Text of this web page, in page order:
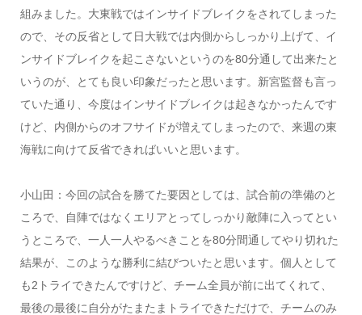
組みました。大東戦ではインサイドブレイクをされてしまった
ので、その反省として日大戦では内側からしっかり上げて、イ
ンサイドブレイクを起こさないというのを80分通して出来たと
いうのが、とても良い印象だったと思います。新宮監督も言っ
ていた通り、今度はインサイドブレイクは起きなかったんです
けど、内側からのオフサイドが増えてしまったので、来週の東
海戦に向けて反省できればいいと思います。
小山田：今回の試合を勝てた要因としては、試合前の準備のと
ころで、自陣ではなくエリアとってしっかり敵陣に入ってとい
うところで、一人一人やるべきことを80分間通してやり切れた
結果が、このような勝利に結びついたと思います。個人として
も2トライできたんですけど、チーム全員が前に出てくれて、
最後の最後に自分がたまたまトライできただけで、チームのみ